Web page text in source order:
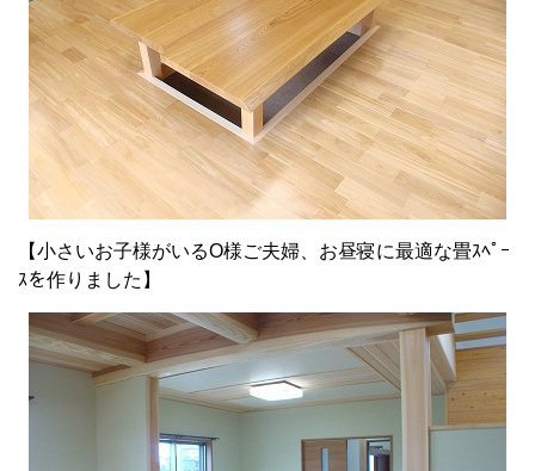
【小さいお子様がいるO様ご夫婦、お昼寝に最適な畳ｽﾍﾟｰ
ｽを作りました】